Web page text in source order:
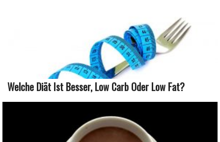
Welche Diät Ist Besser, Low Carb Oder Low Fat?